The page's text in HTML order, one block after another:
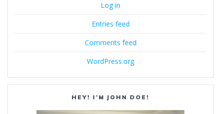
Log in
Entries feed
Comments feed
WordPress.org
HEY! I’M JOHN DOE!